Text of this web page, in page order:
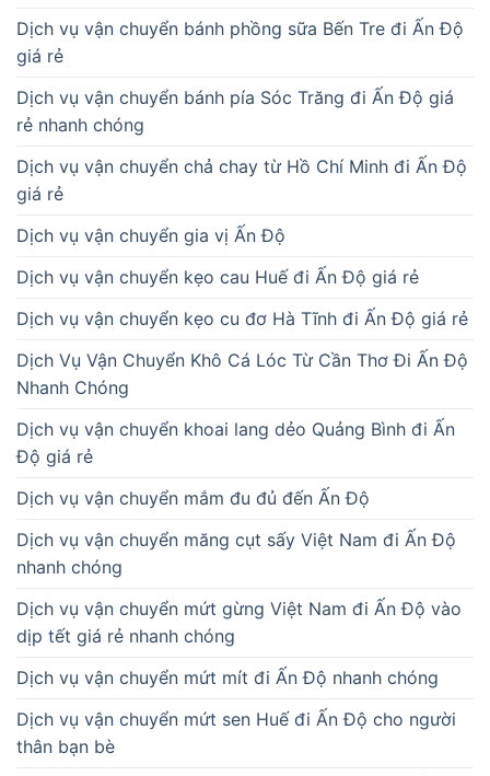
Dịch vụ vận chuyển bánh phồng sữa Bến Tre đi Ấn Độ
giá rẻ
Dịch vụ vận chuyển bánh pía Sóc Trăng đi Ấn Độ giá
rẻ nhanh chóng
Dịch vụ vận chuyển chả chay từ Hồ Chí Minh đi Ấn Độ
giá rẻ
Dịch vụ vận chuyển gia vị Ấn Độ
Dịch vụ vận chuyển kẹo cau Huế đi Ấn Độ giá rẻ
Dịch vụ vận chuyển kẹo cu đơ Hà Tĩnh đi Ấn Độ giá rẻ
Dịch Vụ Vận Chuyển Khô Cá Lóc Từ Cần Thơ Đi Ấn Độ
Nhanh Chóng
Dịch vụ vận chuyển khoai lang dẻo Quảng Bình đi Ấn
Độ giá rẻ
Dịch vụ vận chuyển mắm đu đủ đến Ấn Độ
Dịch vụ vận chuyển măng cụt sấy Việt Nam đi Ấn Độ
nhanh chóng
Dịch vụ vận chuyển mứt gừng Việt Nam đi Ấn Độ vào
dịp tết giá rẻ nhanh chóng
Dịch vụ vận chuyển mứt mít đi Ấn Độ nhanh chóng
Dịch vụ vận chuyển mứt sen Huế đi Ấn Độ cho người
thân bạn bè